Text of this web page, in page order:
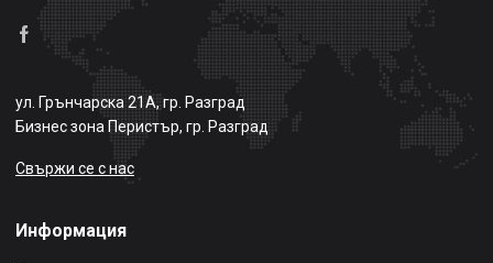
ул. Грънчарска 21А, гр. Разград
Бизнес зона Перистър, гр. Разград
Свържи се с нас
Информация